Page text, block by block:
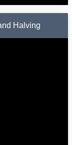
Halving